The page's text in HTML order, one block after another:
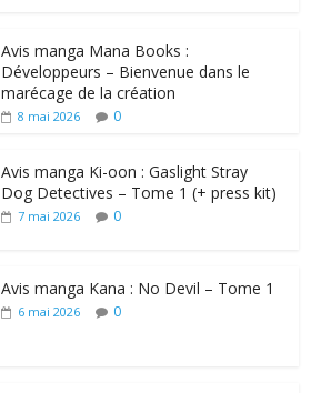
Avis manga Mana Books :
Développeurs – Bienvenue dans le
marécage de la création
8 mai 2026 0
Avis manga Ki-oon : Gaslight Stray
Dog Detectives – Tome 1 (+ press kit)
7 mai 2026 0
Avis manga Kana : No Devil – Tome 1
6 mai 2026 0